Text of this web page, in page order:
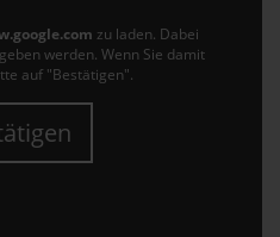
zu laden. Dabei
werden. Wenn Sie damit
auf "Bestätigen".